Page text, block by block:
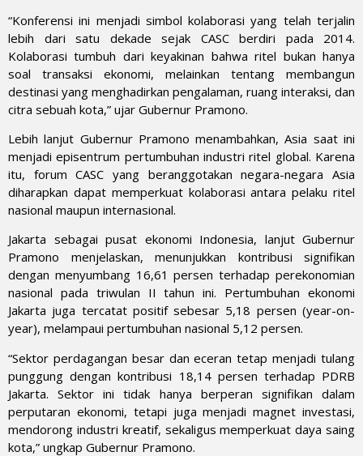
“Konferensi ini menjadi simbol kolaborasi yang telah terjalin
lebih dari satu dekade sejak CASC berdiri pada 2014.
Kolaborasi tumbuh dari keyakinan bahwa ritel bukan hanya
soal transaksi ekonomi, melainkan tentang membangun
destinasi yang menghadirkan pengalaman, ruang interaksi, dan
citra sebuah kota,” ujar Gubernur Pramono.
Lebih lanjut Gubernur Pramono menambahkan, Asia saat ini
menjadi episentrum pertumbuhan industri ritel global. Karena
itu, forum CASC yang beranggotakan negara-negara Asia
diharapkan dapat memperkuat kolaborasi antara pelaku ritel
nasional maupun internasional.
Jakarta sebagai pusat ekonomi Indonesia, lanjut Gubernur
Pramono menjelaskan, menunjukkan kontribusi signifikan
dengan menyumbang 16,61 persen terhadap perekonomian
nasional pada triwulan II tahun ini. Pertumbuhan ekonomi
Jakarta juga tercatat positif sebesar 5,18 persen (year-on-
year), melampaui pertumbuhan nasional 5,12 persen.
“Sektor perdagangan besar dan eceran tetap menjadi tulang
punggung dengan kontribusi 18,14 persen terhadap PDRB
Jakarta. Sektor ini tidak hanya berperan signifikan dalam
perputaran ekonomi, tetapi juga menjadi magnet investasi,
mendorong industri kreatif, sekaligus memperkuat daya saing
kota,” ungkap Gubernur Pramono.